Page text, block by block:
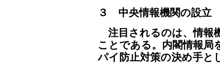
３ 中央情報機関の設立
注目されるのは、情報
ことである。内閣情報局
パイ防止対策の決め手と